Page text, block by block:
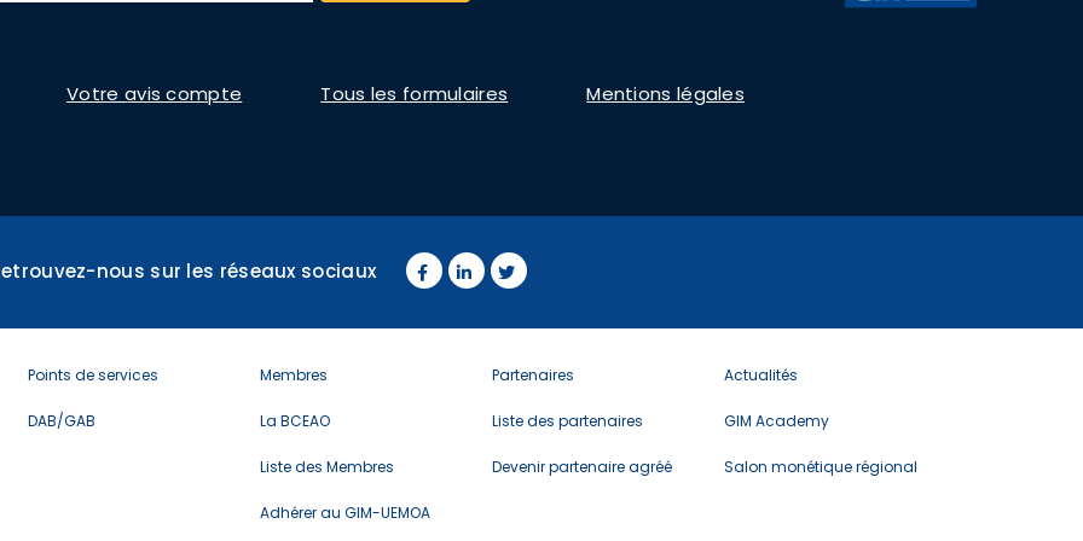
Votre avis compte Tous les formulaires Mentions légales
nous sur les réseaux sociaux
Menu
footer
3
Points de services
DAB/GAB
menu
footer
4
Membres
La BCEAO
Liste des Membres
Adhérer au GIM-UEMOA
Menu
footer
5
Partenaires
Liste des partenaires
Devenir partenaire agréé
Menu
footer
6
Actualités
GIM Academy
Salon monétique régional